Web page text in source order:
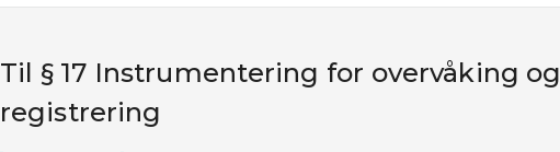
Til § 17 Instrumentering for overvåking og
registrering